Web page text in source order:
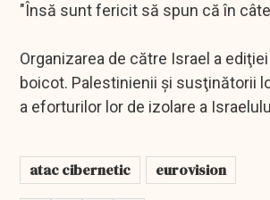
"Însă sunt fericit să spun că în
Organizarea de către Israel a
boicot. Palestinienii şi susţinătorii
a eforturilor lor de izolare a
atac cibernetic eurovision